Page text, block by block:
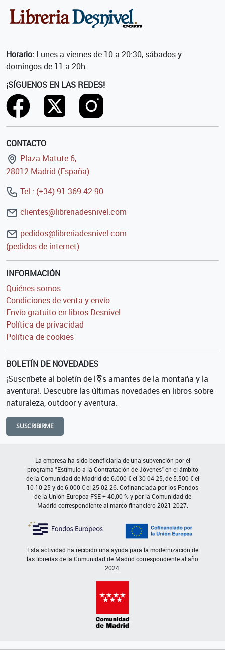
Horario: Lunes a viernes de 10 a 20:30, sábados y
domingos de 11 a 20h.
¡SÍGUENOS EN LAS REDES!
CONTACTO
Plaza Matute 6,
28012 Madrid (España)
Tel.: (+34) 91 369 42 90
clientes@libreriadesnivel.com
pedidos@libreriadesnivel.com
(pedidos de internet)
INFORMACIÓN
Quiénes somos
Condiciones de venta y envío
Envío gratuito en libros Desnivel
Política de privacidad
Política de cookies
BOLETÍN DE NOVEDADES
¡Suscríbete al boletín de l⚧s amantes de la montaña y la
aventura!. Descubre las últimas novedades en libros sobre
naturaleza, outdoor y aventura.
SUSCRIBIRME
La empresa ha sido beneficiaria de una subvención por el
programa "Estímulo a la Contratación de Jóvenes" en el ámbito
de la Comunidad de Madrid de 6.000 € el 30-04-25, de 5.500 € el
10-10-25 y de 6.000 € el 25-02-26. Cofinanciada por los Fondos
de la Unión Europea FSE + 40,00 % y por la Comunidad de
Madrid correspondiente al marco financiero 2021-2027.
Esta actividad ha recibido una ayuda para la modernización de
las librerías de la Comunidad de Madrid correspondiente al año
2024.